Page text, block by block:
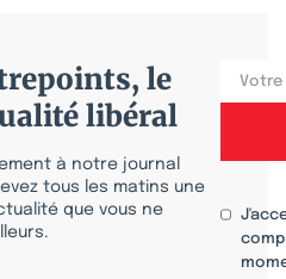
le
libéral
à notre journal
tous les matins une
que vous ne